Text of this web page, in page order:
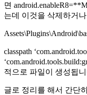
면
는데 이것을 삭제하거
classpath
적으로 파일이 생성됩
글로 정리를 해서 간단